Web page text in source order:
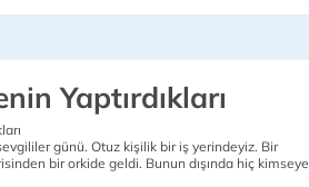
Yaptırdıkları
günü. Otuz kişilik bir iş yerindeyiz. Bir
bir orkide geldi. Bunun dışında hiç kimseye